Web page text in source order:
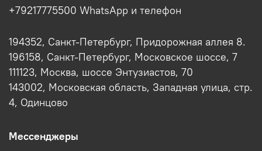
+79217775500 WhatsApp и телефон
194352, Санкт-Петербург, Придорожная аллея 8.
196158, Санкт-Петербург, Московское шоссе, 7
111123, Москва, шоссе Энтузиастов, 70
143002, Московская область, Западная улица, стр.
4, Одинцово
Мессенджеры